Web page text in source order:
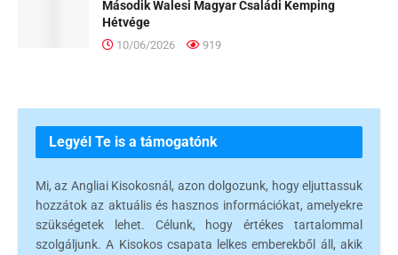
Második Walesi Magyar Családi Kemping
Hétvége
10/06/2026 919
Legyél Te is a támogatónk
Mi, az Angliai Kisokosnál, azon dolgozunk, hogy eljuttassuk
hozzátok az aktuális és hasznos információkat, amelyekre
szükségetek lehet. Célunk, hogy értékes tartalommal
szolgáljunk. A Kisokos csapata lelkes emberekből áll, akik